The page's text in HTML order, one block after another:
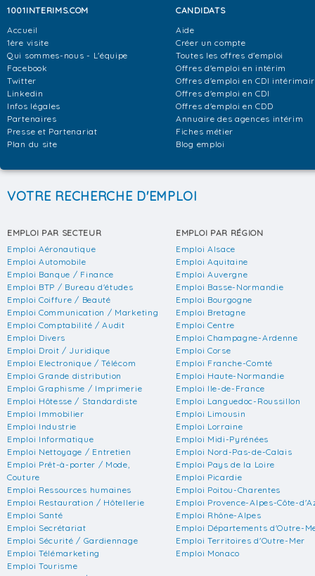
1001INTERIMS.COM
Accueil
1ère visite
Qui sommes-nous - L'équipe
Facebook
Twitter
Linkedin
Infos légales
Partenaires
Presse et Partenariat
Plan du site
CANDIDATS
Aide
Créer un compte
Toutes les offres d'emploi
Offres d'emploi en intérim
Offres d'emploi en CDI
Offres d'emploi en CDI
Offres d'emploi en CDD
Annuaire des agences intérim
Fiches métier
Blog emploi
VOTRE RECHERCHE D'EMPLOI
EMPLOI PAR SECTEUR
Emploi Aéronautique
Emploi Automobile
Emploi Banque / Finance
Emploi BTP / Bureau d'études
Emploi Coiffure / Beauté
Emploi Communication / Marketing
Emploi Comptabilité / Audit
Emploi Divers
Emploi Droit / Juridique
Emploi Electronique / Télécom
Emploi Grande distribution
Emploi Graphisme / Imprimerie
Emploi Hôtesse / Standardiste
Emploi Immobilier
Emploi Industrie
Emploi Informatique
Emploi Nettoyage / Entretien
Emploi Prêt-à-porter / Mode,
Couture
Emploi Ressources humaines
Emploi Restauration / Hôtellerie
Emploi Santé
Emploi Secrétariat
Emploi Sécurité / Gardiennage
Emploi Télémarketing
Emploi Tourisme
EMPLOI PAR RÉGION
Emploi Alsace
Emploi Aquitaine
Emploi Auvergne
Emploi Basse-Normandie
Emploi Bourgogne
Emploi Bretagne
Emploi Centre
Emploi Champagne-Ardenne
Emploi Corse
Emploi Franche-Comté
Emploi Haute-Normandie
Emploi Ile-de-France
Emploi Languedoc-Roussillon
Emploi Limousin
Emploi Lorraine
Emploi Midi-Pyrénées
Emploi Nord-Pas-de-Calais
Emploi Pays de la Loire
Emploi Picardie
Emploi Poitou-Charentes
Emploi Provence-Alpes-Côte-
Emploi Rhône-Alpes
Emploi Départements d'Outre-
Emploi Territoires d'Outre-Mer
Emploi Monaco